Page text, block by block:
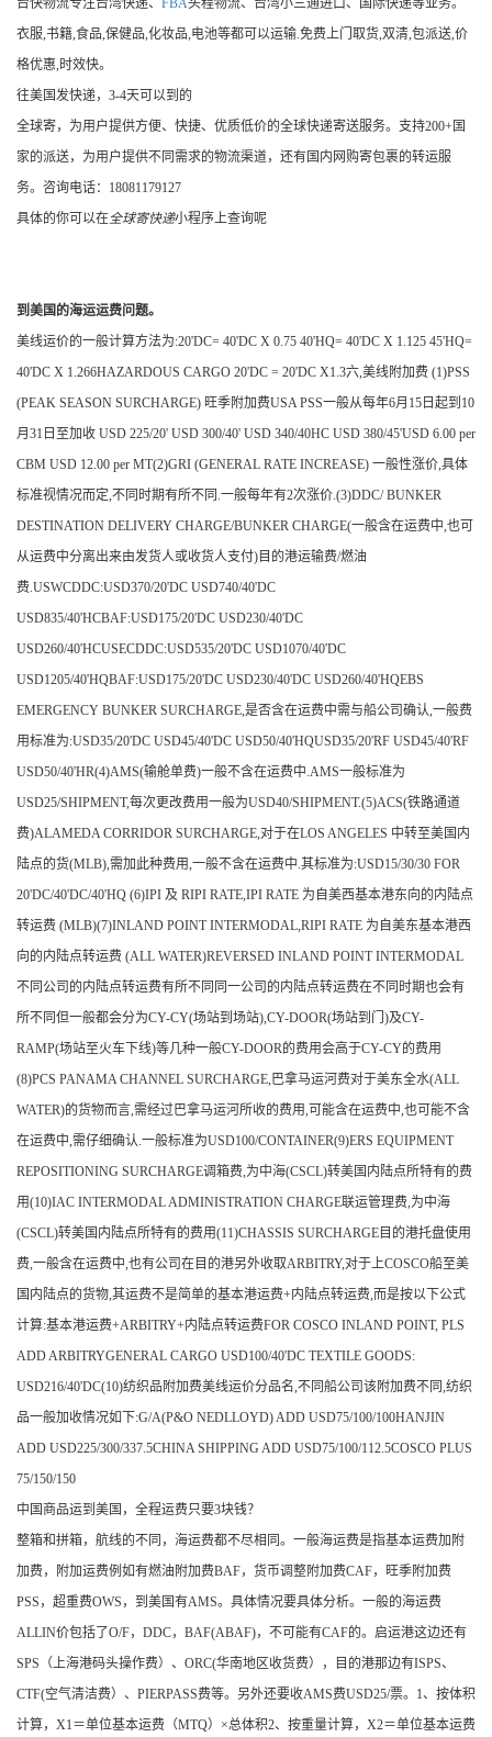
台快物流专注台湾快递、 FBA头程物流、台湾小三通进口、国际快递等业务。
衣服,书籍,食品,保健品,化妆品,电池等都可以运输.免费上门取货,双清,包派送,价
格优惠,时效快。
往美国发快递，3-4天可以到的
全球寄，为用户提供方便、快捷、优质低价的全球快递寄送服务。支持200+国
家的派送，为用户提供不同需求的物流渠道，还有国内网购寄包裹的转运服
务。咨询电话：18081179127
具体的你可以在全球寄快递小程序上查询呢
到美国的海运运费问题。
美线运价的一般计算方法为:20'DC= 40'DC X 0.75 40'HQ= 40'DC X 1.125 45'HQ=
40'DC X 1.266HAZARDOUS CARGO 20'DC = 20'DC X1.3六,美线附加费 (1)PSS
(PEAK SEASON SURCHARGE) 旺季附加费USA PSS一般从每年6月15日起到10
月31日至加收 USD 225/20' USD 300/40' USD 340/40HC USD 380/45'USD 6.00 per
CBM USD 12.00 per MT(2)GRI (GENERAL RATE INCREASE) 一般性涨价,具体
标准视情况而定,不同时期有所不同.一般每年有2次涨价.(3)DDC/ BUNKER
DESTINATION DELIVERY CHARGE/BUNKER CHARGE(一般含在运费中,也可
从运费中分离出来由发货人或收货人支付)目的港运输费/燃油
费.USWCDDC:USD370/20'DC USD740/40'DC
USD835/40'HCBAF:USD175/20'DC USD230/40'DC
USD260/40'HCUSECDDC:USD535/20'DC USD1070/40'DC
USD1205/40'HQBAF:USD175/20'DC USD230/40'DC USD260/40'HQEBS
EMERGENCY BUNKER SURCHARGE,是否含在运费中需与船公司确认,一般费
用标准为:USD35/20'DC USD45/40'DC USD50/40'HQUSD35/20'RF USD45/40'RF
USD50/40'HR(4)AMS(输舱单费)一般不含在运费中.AMS一般标准为
USD25/SHIPMENT,每次更改费用一般为USD40/SHIPMENT.(5)ACS(铁路通道
费)ALAMEDA CORRIDOR SURCHARGE,对于在LOS ANGELES 中转至美国内
陆点的货(MLB),需加此种费用,一般不含在运费中.其标准为:USD15/30/30 FOR
20'DC/40'DC/40'HQ (6)IPI 及 RIPI RATE,IPI RATE 为自美西基本港东向的内陆点
转运费 (MLB)(7)INLAND POINT INTERMODAL,RIPI RATE 为自美东基本港西
向的内陆点转运费 (ALL WATER)REVERSED INLAND POINT INTERMODAL
不同公司的内陆点转运费有所不同同一公司的内陆点转运费在不同时期也会有
所不同但一般都会分为CY-CY(场站到场站),CY-DOOR(场站到门)及CY-
RAMP(场站至火车下线)等几种一般CY-DOOR的费用会高于CY-CY的费用
(8)PCS PANAMA CHANNEL SURCHARGE,巴拿马运河费对于美东全水(ALL
WATER)的货物而言,需经过巴拿马运河所收的费用,可能含在运费中,也可能不含
在运费中,需仔细确认.一般标准为USD100/CONTAINER(9)ERS EQUIPMENT
REPOSITIONING SURCHARGE调箱费,为中海(CSCL)转美国内陆点所特有的费
用(10)IAC INTERMODAL ADMINISTRATION CHARGE联运管理费,为中海
(CSCL)转美国内陆点所特有的费用(11)CHASSIS SURCHARGE目的港托盘使用
费,一般含在运费中,也有公司在目的港另外收取ARBITRY,对于上COSCO船至美
国内陆点的货物,其运费不是简单的基本港运费+内陆点转运费,而是按以下公式
计算:基本港运费+ARBITRY+内陆点转运费FOR COSCO INLAND POINT, PLS
ADD ARBITRYGENERAL CARGO USD100/40'DC TEXTILE GOODS:
USD216/40'DC(10)纺织品附加费美线运价分品名,不同船公司该附加费不同,纺织
品一般加收情况如下:G/A(P&O NEDLLOYD) ADD USD75/100/100HANJIN
ADD USD225/300/337.5CHINA SHIPPING ADD USD75/100/112.5COSCO PLUS
75/150/150
中国商品运到美国，全程运费只要3块钱？
整箱和拼箱，航线的不同，海运费都不尽相同。一般海运费是指基本运费加附
加费，附加运费例如有燃油附加费BAF，货币调整附加费CAF，旺季附加费
PSS，超重费OWS，到美国有AMS。具体情况要具体分析。一般的海运费
ALLIN价包括了O/F，DDC，BAF(ABAF)，不可能有CAF的。启运港这边还有
SPS（上海港码头操作费）、ORC(华南地区收货费），目的港那边有ISPS、
CTF(空气清洁费）、PIERPASS费等。另外还要收AMS费USD25/票。1、按体积
计算，X1＝单位基本运费（MTQ）×总体积2、按重量计算，X2＝单位基本运费